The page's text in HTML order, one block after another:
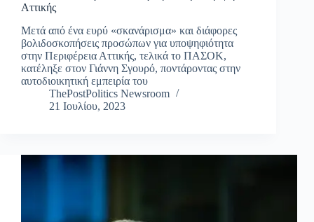
Αττικής
Μετά από ένα ευρύ «σκανάρισμα» και διάφορες
βολιδοσκοπήσεις προσώπων για υποψηφιότητα
στην Περιφέρεια Αττικής, τελικά το ΠΑΣΟΚ,
κατέληξε στον Γιάννη Σγουρό, ποντάροντας στην
αυτοδιοικητική εμπειρία του
ThePostPolitics Newsroom
21 Ιουλίου, 2023